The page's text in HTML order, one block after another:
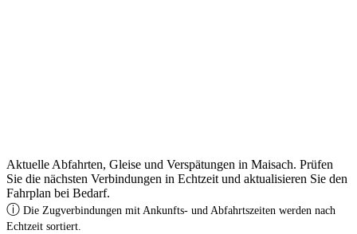
Aktuelle Abfahrten, Gleise und Verspätungen in Maisach. Prüfen
Sie die nächsten Verbindungen in Echtzeit und aktualisieren Sie den
Fahrplan bei Bedarf.
ⓘ Die Zugverbindungen mit Ankunfts- und Abfahrtszeiten werden nach
Echtzeit sortiert.